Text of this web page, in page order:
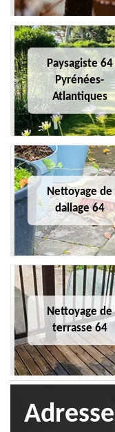
Paysagiste 64
Pyrénées-
Atlantiques
Nettoyage de
dallage 64
Nettoyage de
terrasse 64